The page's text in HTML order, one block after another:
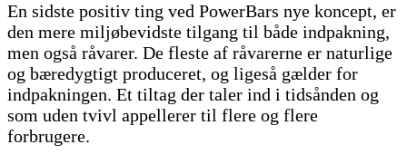
En sidste positiv ting ved PowerBars nye koncept, er
den mere miljøbevidste tilgang til både indpakning,
men også råvarer. De fleste af råvarerne er naturlige
og bæredygtigt produceret, og ligeså gælder for
indpakningen. Et tiltag der taler ind i tidsånden og
som uden tvivl appellerer til flere og flere
forbrugere.